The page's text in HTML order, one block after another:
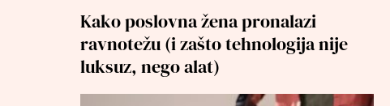
Kako poslovna žena pronalazi
ravnotežu (i zašto tehnologija nije
luksuz, nego alat)